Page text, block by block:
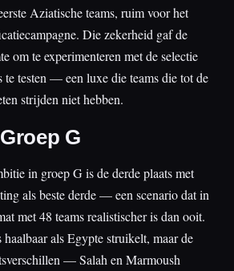
Aziatische teams, ruim voor het
Die zekerheid gaf de
om te experimenteren met de selectie
te testen — een luxe die teams die tot de
strijden niet hebben.
G
in groep G is de derde plaats met
als beste derde — een scenario dat in
met 48 teams realistischer is dan ooit.
haalbaar als Egypte struikelt, maar de
— Salah en Marmoush